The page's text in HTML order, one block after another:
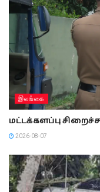
இலங்கை
மட்டக்களப்பு
2026-08-07